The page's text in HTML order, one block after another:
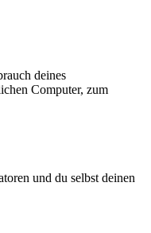
deines
Computer, zum
und du selbst deinen